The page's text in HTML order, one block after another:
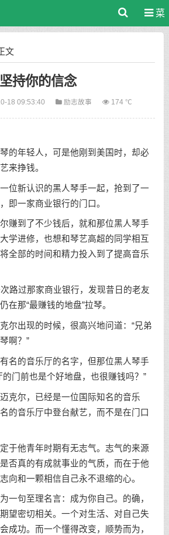
菜
文
坚持你的信念
18 09:53:40 励志故事 174 ℃
的年轻人，可是他刚到美国时，却必
来挣钱。
位新认识的黑人琴手一起，抢到了一
即一家商业银行的门口。
赚到了不少钱后，就和那位黑人琴手
学进修，也想和琴艺高超的同学相互
全部的时间和精力投入到了提高音乐
路过那家商业银行，发现昔日的老友
那“最赚钱的地盘”拉琴。
尔出现的时候，很高兴地问道：“兄弟
啊？”
名的音乐厅的名字，但那位黑人琴手
的门前也是个好地盘，也很赚钱吗？”
克尔，已经是一位国际知名的音乐
的音乐厅中登台献艺，而不是在门口
于他青年时期有无志气。志气的来源
否真的有成就事业的气质，而在于他
向和一颗相信自己永不退缩的心。
一句至理名言：成为你自己。的确，
望密切相关。一个对生活、对自己失
成功。而一个懂得改变，顺势而为，